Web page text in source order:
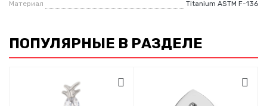
Материал
Titanium ASTM F-136
ПОПУЛЯРНЫЕ В РАЗДЕЛЕ